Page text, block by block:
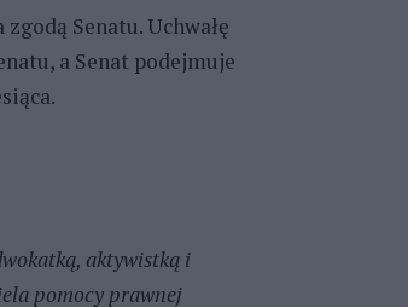
Senatu. Uchwałę
a Senat podejmuje
aktywistką i
pomocy prawnej